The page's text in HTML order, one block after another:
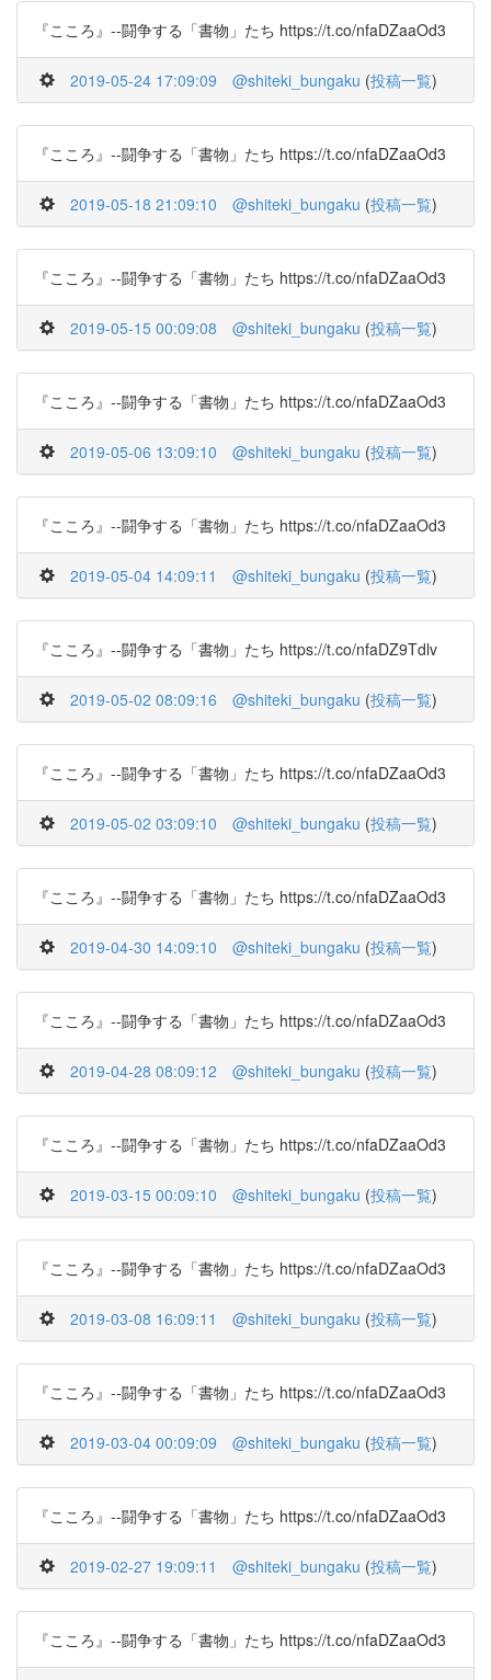
『こころ』--闘争する「書物」たち https://t.co/nfaDZaaOd3
2019-05-24 17:09:09 @shiteki_bungaku (投稿一覧)
『こころ』--闘争する「書物」たち https://t.co/nfaDZaaOd3
2019-05-18 21:09:10 @shiteki_bungaku (投稿一覧)
『こころ』--闘争する「書物」たち https://t.co/nfaDZaaOd3
2019-05-15 00:09:08 @shiteki_bungaku (投稿一覧)
『こころ』--闘争する「書物」たち https://t.co/nfaDZaaOd3
2019-05-06 13:09:10 @shiteki_bungaku (投稿一覧)
『こころ』--闘争する「書物」たち https://t.co/nfaDZaaOd3
2019-05-04 14:09:11 @shiteki_bungaku (投稿一覧)
『こころ』--闘争する「書物」たち https://t.co/nfaDZ9Tdlv
2019-05-02 08:09:16 @shiteki_bungaku (投稿一覧)
『こころ』--闘争する「書物」たち https://t.co/nfaDZaaOd3
2019-05-02 03:09:10 @shiteki_bungaku (投稿一覧)
『こころ』--闘争する「書物」たち https://t.co/nfaDZaaOd3
2019-04-30 14:09:10 @shiteki_bungaku (投稿一覧)
『こころ』--闘争する「書物」たち https://t.co/nfaDZaaOd3
2019-04-28 08:09:12 @shiteki_bungaku (投稿一覧)
『こころ』--闘争する「書物」たち https://t.co/nfaDZaaOd3
2019-03-15 00:09:10 @shiteki_bungaku (投稿一覧)
『こころ』--闘争する「書物」たち https://t.co/nfaDZaaOd3
2019-03-08 16:09:11 @shiteki_bungaku (投稿一覧)
『こころ』--闘争する「書物」たち https://t.co/nfaDZaaOd3
2019-03-04 00:09:09 @shiteki_bungaku (投稿一覧)
『こころ』--闘争する「書物」たち https://t.co/nfaDZaaOd3
2019-02-27 19:09:11 @shiteki_bungaku (投稿一覧)
『こころ』--闘争する「書物」たち https://t.co/nfaDZaaOd3